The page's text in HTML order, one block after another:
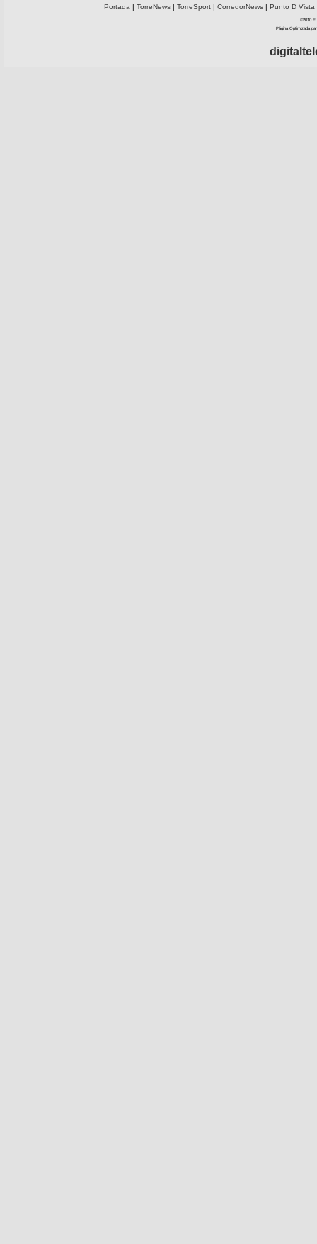
Portada | TorreNews| TorreSport| CorredorNews| Punto D Vista
©2010 El
Página Optimizada